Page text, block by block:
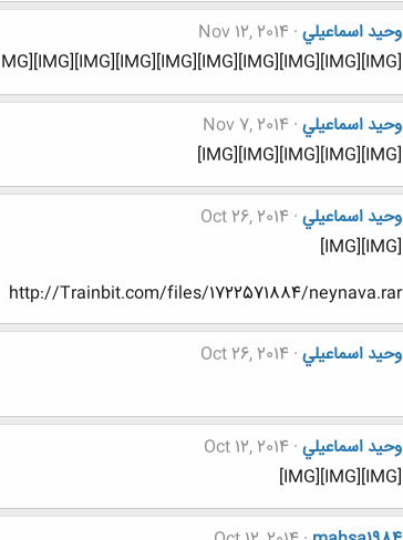
وحيد اسماعيلي Nov 12, 2014
[IMG][IMG][IMG][IMG][IMG][IMG][IMG][IMG][IMG][IMG]
وحيد اسماعيلي Nov 7, 2014
[IMG][IMG][IMG][IMG][IMG]
وحيد اسماعيلي Oct 26, 2014
[IMG][IMG]
http://Trainbit.com/files/1722571884/neynava.rar
وحيد اسماعيلي Oct 26, 2014
وحيد اسماعيلي Oct 12, 2014
[IMG][IMG][IMG]